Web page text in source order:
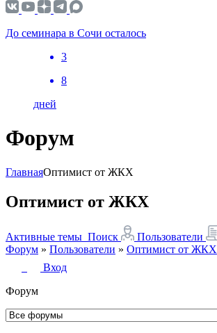
До семинара в Сочи осталось
3
8
дней
Форум
ГлавнаяОптимист от ЖКХ
Оптимист от ЖКХ
Активные темы Поиск Пользователи
Форум » Пользователи » Оптимист от ЖКХ
Вход
Форум